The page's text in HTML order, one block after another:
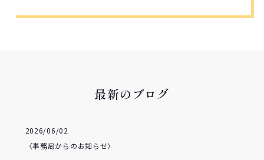
最新のブログ
2026/06/02
〈事務局からのお知らせ〉